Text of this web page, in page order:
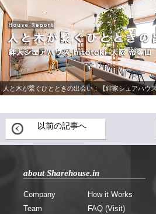
人と木が繋ぐひとときの出会い：【絆家シェアハウ
以前の記事へ
about Sharehouse.in
Company
Team
How it Works
FAQ (Visit)